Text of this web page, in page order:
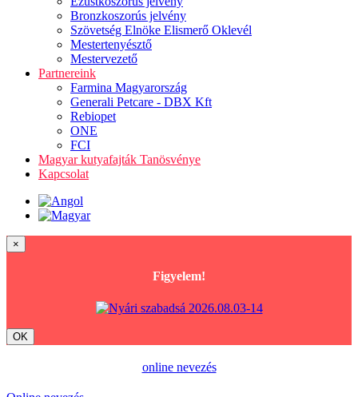
Bronzkoszorús jelvény
Szövetség Elnöke Elismerő Oklevél
Mestertenyésztő
Mestervezető
Partnereink
Farmina Magyarország
Generali Petcare - DBX Kft
Rebiopet
ONE
FCI
Magyar kutyafajták Tanösvénye
Kapcsolat
×
Figyelem!
OK
online nevezés